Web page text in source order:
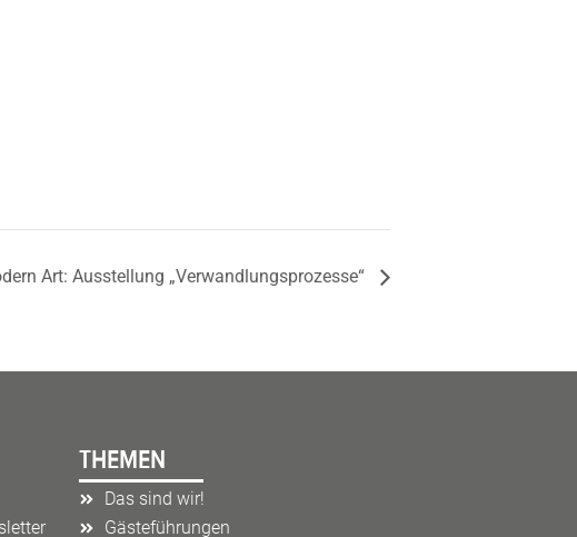
Art: Ausstellung „Verwandlungsprozesse“
THEMEN
Das sind wir!
Gästeführungen